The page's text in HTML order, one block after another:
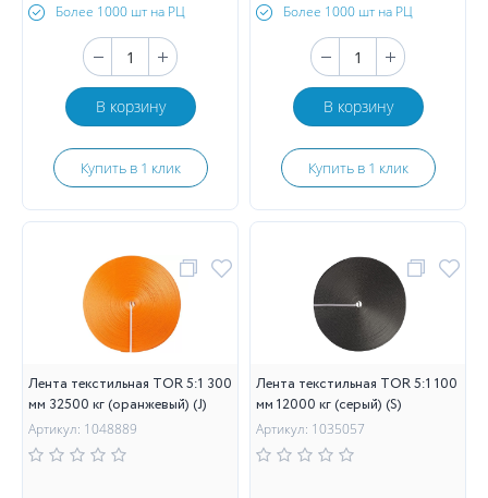
Более 1000 шт на РЦ
В корзину
Купить в 1 клик
Более 1000 шт на РЦ
В корзину
Купить в 1 клик
Лента текстильная TOR 5:1 300
мм 32500 кг (оранжевый) (J)
Артикул: 1048889
Лента текстильная TOR 5:1 100
мм 12000 кг (серый) (S)
Артикул: 1035057